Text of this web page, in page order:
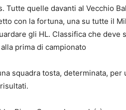
Tutte quelle davanti al Vecchio
con la fortuna, una su tutte il
gli HL. Classifica che deve
prima di campionato
squadra tosta, determinata, per